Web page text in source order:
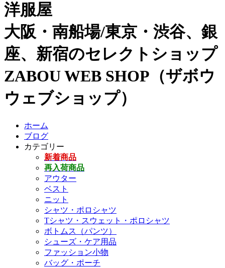
洋服屋
大阪・南船場/東京・渋谷、銀
座、新宿のセレクトショップ
ZABOU WEB SHOP（ザボウ
ウェブショップ）
ホーム
ブログ
カテゴリー
新着商品
再入荷商品
アウター
ベスト
ニット
シャツ・ポロシャツ
Tシャツ・スウェット・ポロシャツ
ボトムス（パンツ）
シューズ・ケア用品
ファッション小物
バッグ・ポーチ